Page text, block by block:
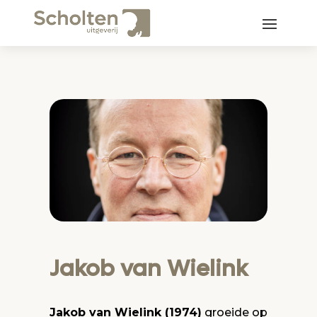
Jakob van Wielink
Jakob van Wielink (1974) groeide op